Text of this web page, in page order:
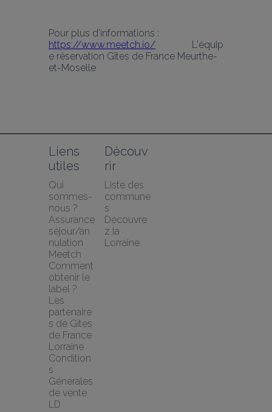
https://www.meetch.io/ L'équip
e réservation Gîtes de France Meurthe-
et-Moselle
Liens
utiles
Qui
sommes-
nous ?
Assurance
séjour/an
nulation
Meetch
Comment
obtenir le
label ?
Les
partenaire
s de Gîtes
de France
Lorraine
Condition
s
Générales
de vente
LD
Découv
rir
Liste des
commune
s
Découvre
z la
Lorraine